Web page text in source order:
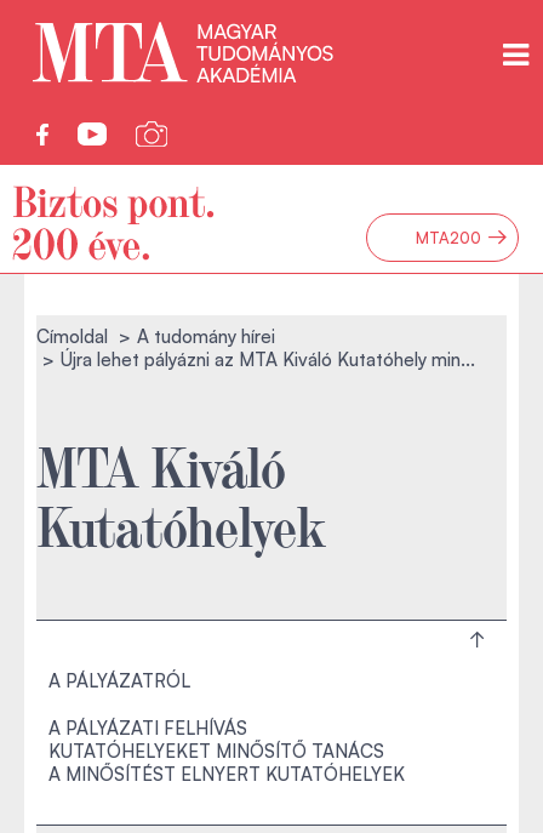
MTA200 →
Címoldal
A tudomány hírei
Újra lehet pályázni az MTA Kiváló Kutatóhely min...
MTA Kiváló
Kutatóhelyek
A PÁLYÁZATRÓL
A PÁLYÁZATI FELHÍVÁS
KUTATÓHELYEKET MINŐSÍTŐ TANÁCS
A MINŐSÍTÉST ELNYERT KUTATÓHELYEK